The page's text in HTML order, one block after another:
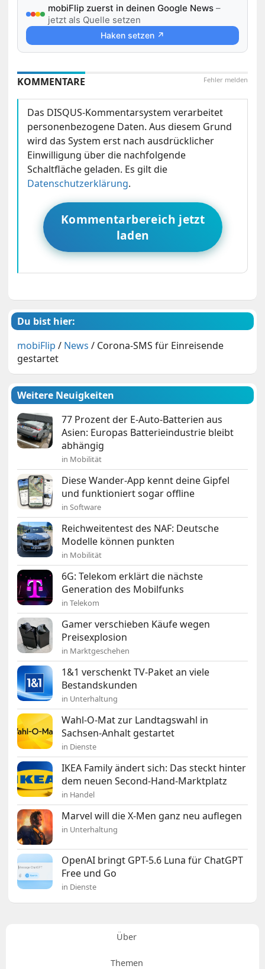
mobiFlip zuerst in deinen Google News –
jetzt als Quelle setzen
Haken setzen ↗
Fehler melden
KOMMENTARE
Das DISQUS-Kommentarsystem verarbeitet
personenbezogene Daten. Aus diesem Grund
wird das System erst nach ausdrücklicher
Einwilligung über die nachfolgende
Schaltfläche geladen. Es gilt die
Datenschutzerklärung.
Kommentarbereich jetzt
laden
Du bist hier:
mobiFlip / News / Corona-SMS für Einreisende
gestartet
Weitere Neuigkeiten
77 Prozent der E-Auto-Batterien aus
Asien: Europas Batterieindustrie bleibt
abhängig
in Mobilität
Diese Wander-App kennt deine Gipfel
und funktioniert sogar offline
in Software
Reichweitentest des NAF: Deutsche
Modelle können punkten
in Mobilität
6G: Telekom erklärt die nächste
Generation des Mobilfunks
in Telekom
Gamer verschieben Käufe wegen
Preisexplosion
in Marktgeschehen
1&1 verschenkt TV-Paket an viele
Bestandskunden
in Unterhaltung
Wahl-O-Mat zur Landtagswahl in
Sachsen-Anhalt gestartet
in Dienste
IKEA Family ändert sich: Das steckt hinter
dem neuen Second-Hand-Marktplatz
in Handel
Marvel will die X-Men ganz neu auflegen
in Unterhaltung
OpenAI bringt GPT-5.6 Luna für ChatGPT
Free und Go
in Dienste
Über
Themen